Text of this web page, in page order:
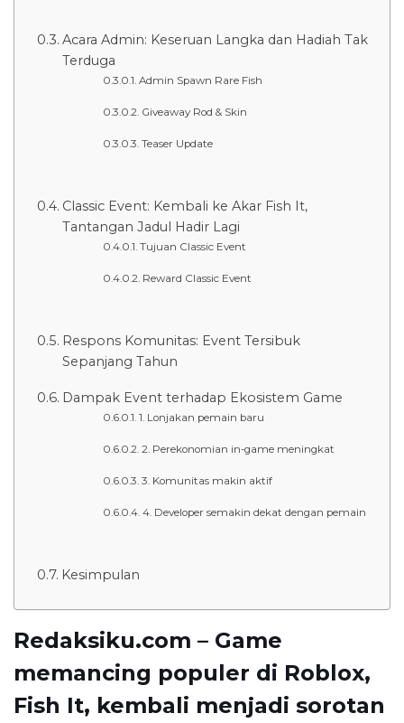
Acara Admin: Keseruan Langka dan Hadiah Tak
Terduga
Admin Spawn Rare Fish
Giveaway Rod & Skin
Teaser Update
Classic Event: Kembali ke Akar Fish It,
Tantangan Jadul Hadir Lagi
Tujuan Classic Event
Reward Classic Event
Respons Komunitas: Event Tersibuk
Sepanjang Tahun
Dampak Event terhadap Ekosistem Game
1. Lonjakan pemain baru
2. Perekonomian in-game meningkat
3. Komunitas makin aktif
4. Developer semakin dekat dengan pemain
Kesimpulan
Redaksiku.com – Game
memancing populer di Roblox,
Fish It, kembali menjadi sorotan